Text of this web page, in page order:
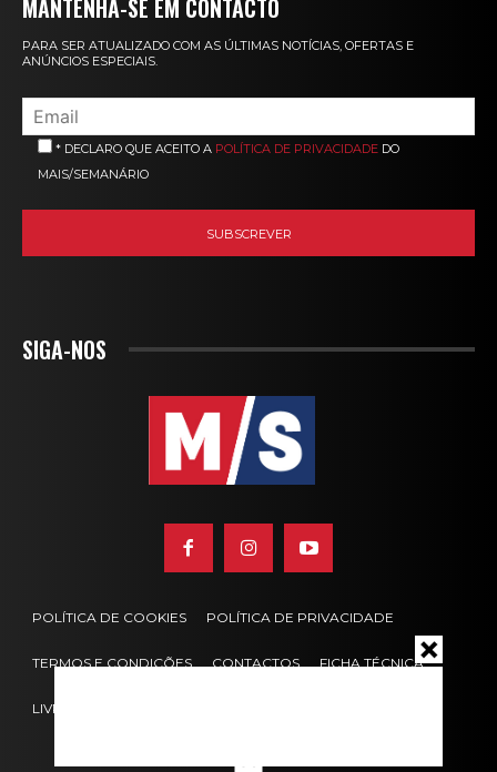
MANTENHA-SE EM CONTACTO
PARA SER ATUALIZADO COM AS ÚLTIMAS NOTÍCIAS, OFERTAS E
ANÚNCIOS ESPECIAIS.
* DECLARO QUE ACEITO A POLÍTICA DE PRIVACIDADE DO
MAIS/SEMANÁRIO
SIGA-NOS
POLÍTICA DE COOKIES POLÍTICA DE PRIVACIDADE
TERMOS E CONDIÇÕES CONTACTOS FICHA TÉCNICA
LIVRO DE RECLAMAÇÕES